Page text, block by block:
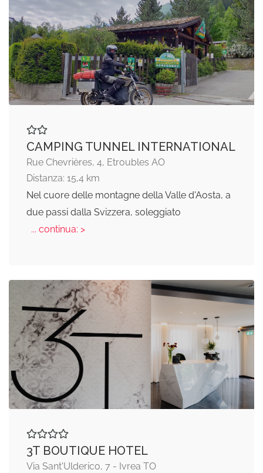
CAMPING TUNNEL INTERNATIONAL
Rue Chevrières, 4, Etroubles AO
Distanza: 15,4 km
Nel cuore delle montagne della Valle d'Aosta, a
due passi dalla Svizzera, soleggiato
... continua: >
3T BOUTIQUE HOTEL
Via Sant'Ulderico, 7 - Ivrea TO